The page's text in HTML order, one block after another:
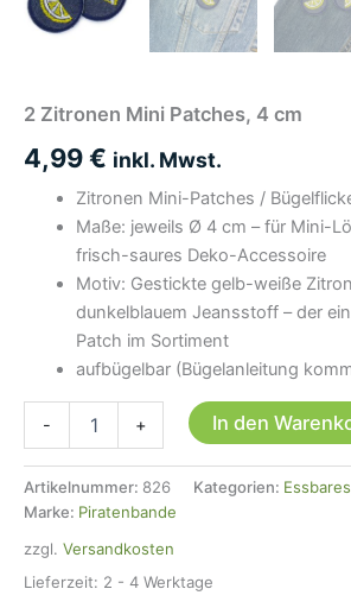
2 Zitronen Mini Patches, 4 cm
4,99€ inkl. Mwst.
Zitronen Mini-Patches /
Maße: jeweils Ø 4 cm – für Mini-
frisch-saures Deko-Accessoire
Motiv: Gestickte gelb-weiße
dunkelblauem Jeansstoff – der
Patch im Sortiment
aufbügelbar (Bügelanleitung
-
Patches,
4
Menge
+ In den
Artikelnummer: 826 Kategorien: Essbares
Marke: Piratenbande
zzgl. Versandkosten
Lieferzeit: 2 - 4 Werktage